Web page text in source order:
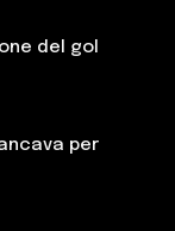
del gol
per